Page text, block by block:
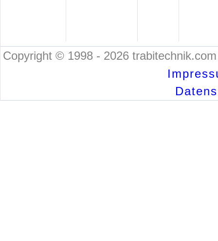
Copyright © 1998 - 2026